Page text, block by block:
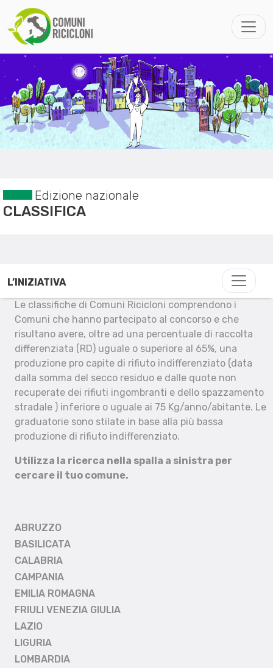
Edizione nazionale
CLASSIFICA
L’INIZIATIVA
Le classifiche di Comuni Ricicloni comprendono i
Comuni che hanno partecipato al concorso e che
risultano avere, oltre ad una percentuale di raccolta
differenziata (RD) uguale o superiore al 65%, una
produzione pro capite di rifiuto indifferenziato (data
dalla somma del secco residuo e dalle quote non
recuperate dei rifiuti ingombranti e dello spazzamento
stradale ) inferiore o uguale ai 75 Kg/anno/abitante. Le
graduatorie sono stilate in base alla più bassa
produzione di rifiuto indifferenziato.
Utilizza la ricerca nella spalla a sinistra per
cercare il tuo comune.
ABRUZZO
BASILICATA
CALABRIA
CAMPANIA
EMILIA ROMAGNA
FRIULI VENEZIA GIULIA
LAZIO
LIGURIA
LOMBARDIA